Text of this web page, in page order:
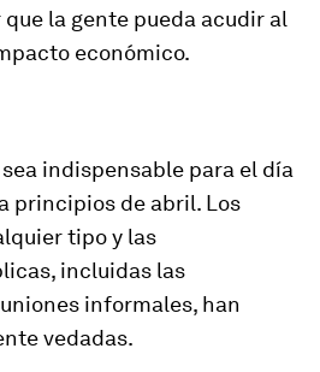
la gente pueda acudir al
económico.
indispensable para el día
principios de abril. Los
tipo y las
incluidas las
informales, han
vedadas.